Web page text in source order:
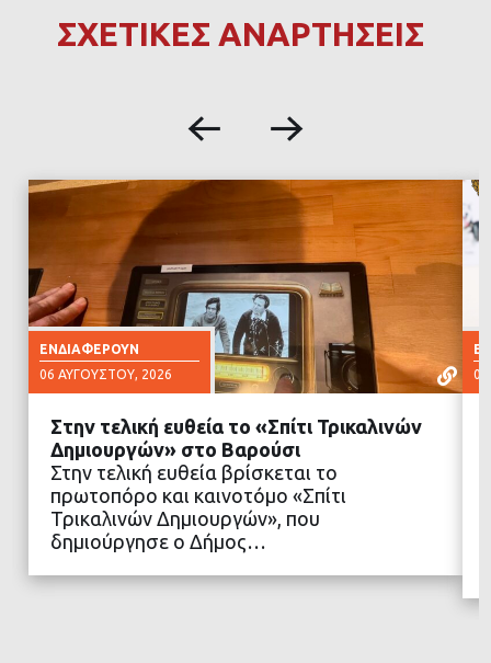
ΣΧΕΤΙΚΕΣ ΑΝΑΡΤΗΣΕΙΣ
ΕΝΔΙΑΦΈΡΟΥΝ
06 ΑΥΓΟΎΣΤΟΥ, 2026
ΔΙΑΒΑΣΤΕ ΠΕΡΙΣΣΟΤΕΡΑ
Στην τελική ευθεία το «Σπίτι Τρικαλινών
Δημιουργών» στο Βαρούσι
Στην τελική ευθεία βρίσκεται το
πρωτοπόρο και καινοτόμο «Σπίτι
Τρικαλινών Δημιουργών», που
δημιούργησε ο Δήμος…